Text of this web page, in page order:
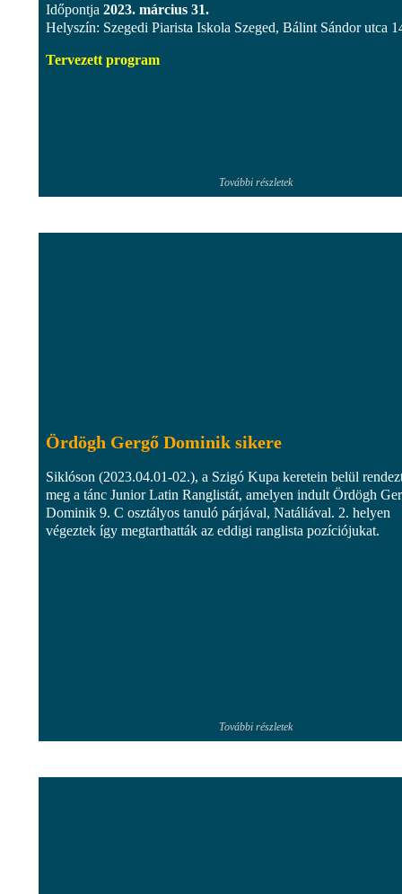
Időpontja 2023. március 31.
Helyszín: Szegedi Piarista Iskola Szeged, Bálint Sándor utca
Tervezett program
További részletek
Ördögh Gergő Dominik sikere
Siklóson (2023.04.01-02.), a Szigó Kupa keretein belül
meg a tánc Junior Latin Ranglistát, amelyen indult Ördögh
Dominik 9. C osztályos tanuló párjával, Natáliával. 2. helyen
végeztek így megtarthatták az eddigi ranglista pozíciójukat.
További részletek